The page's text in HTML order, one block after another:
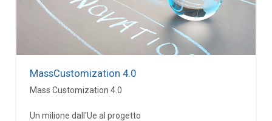
MassCustomization 4.0
Mass Customization 4.0
Un milione dall'Ue al progetto